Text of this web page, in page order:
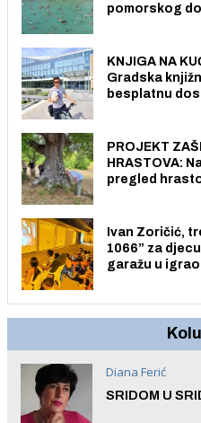
pomorskog
KNJIGA NA
Gradska
besplatnu
PROJEKT
HRASTOVA:
pregled
Ivan Zoričić,
1066” za
garažu u
Diana Ferić
SRIDOM U